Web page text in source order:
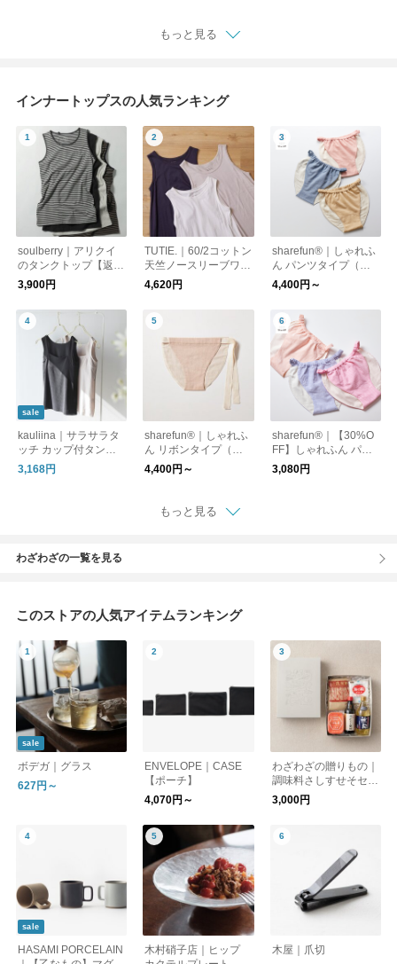
もっと見る
インナートップスの人気ランキング
soulberry｜アリクイ
のタンクトップ【返
品・交換不可】【ネコ
ポス対応】
3,900円
TUTIE.｜60/2コットン
天竺ノースリーブワン
ピース
4,620円
sharefun®｜しゃれふ
ん パンツタイプ（両
面オーガニックガー
ゼ）
4,400円～
sale
kauliina｜サラサラタ
ッチ カップ付タンク
トップ ブラタンク 吸
水速乾 接触冷感
3,168円
sharefun®｜しゃれふ
ん リボンタイプ（両
面オーガニックガー
ゼ）
4,400円～
sharefun®｜【30%O
FF】しゃれふん パン
ツタイプ XLのみ
3,080円
もっと見る
わざわざの一覧を見る
このストアの人気アイテムランキング
sale
ボデガ｜グラス
627円～
ENVELOPE｜CASE
【ポーチ】
4,070円～
わざわざの贈りもの｜
調味料さしすせそセッ
ト【ギフト】
3,000円
sale
HASAMI PORCELAIN
木村硝子店｜ヒップ
木屋｜爪切